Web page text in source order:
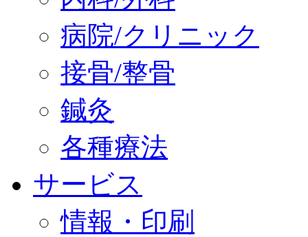
病院/クリニック
接骨/整骨
鍼灸
各種療法
サービス
情報・印刷